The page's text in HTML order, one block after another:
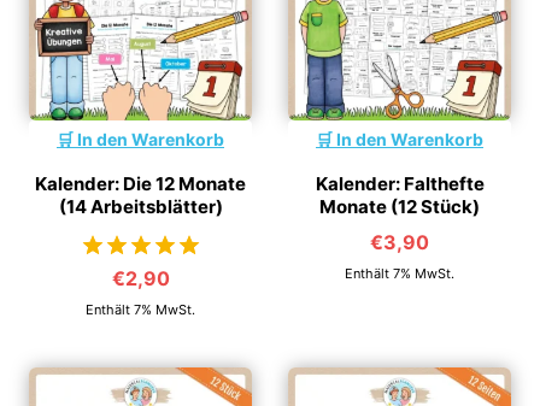
In den Warenkorb
Kalender: Die 12 Monate
(14 Arbeitsblätter)
von 5
€2,90
Enthält 7% MwSt.
In den Warenkorb
Kalender: Falthefte
Monate (12 Stück)
€3,90
Enthält 7% MwSt.